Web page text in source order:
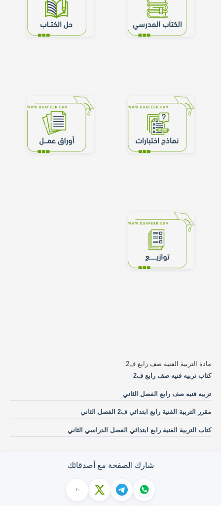
مادة التربية الفنية صف رابع ف2
كتاب تربيه فنيه صف رابع ف2
تربيه فنيه صف رابع الفصل الثاني
مقرر التربية الفنية رابع ابتدائي ف2 الفصل الثاني
كتاب التربية الفنية رابع ابتدائي الفصل الدراسي الثاني
شارك الصفحة مع أصدقائك